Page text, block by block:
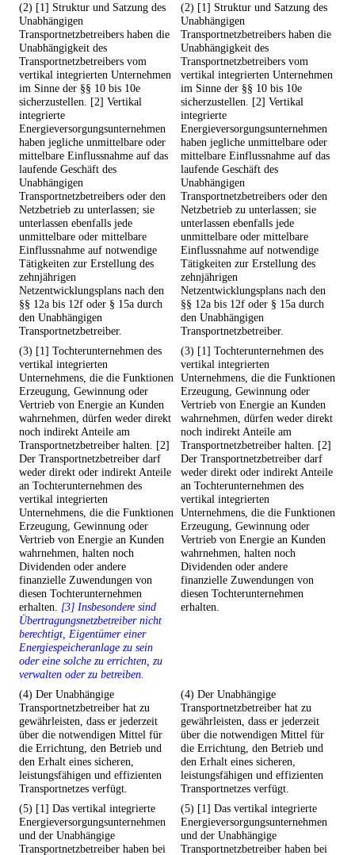
(2) [1] Struktur und Satzung des
Unabhängigen
Transportnetzbetreibers haben die
Unabhängigkeit des
Transportnetzbetreibers vom
vertikal integrierten Unternehmen
im Sinne der §§ 10 bis 10e
sicherzustellen. [2] Vertikal
integrierte
Energieversorgungsunternehmen
haben jegliche unmittelbare oder
mittelbare Einflussnahme auf das
laufende Geschäft des
Unabhängigen
Transportnetzbetreibers oder den
Netzbetrieb zu unterlassen; sie
unterlassen ebenfalls jede
unmittelbare oder mittelbare
Einflussnahme auf notwendige
Tätigkeiten zur Erstellung des
zehnjährigen
Netzentwicklungsplans nach den
§§ 12a bis 12f oder § 15a durch
den Unabhängigen
Transportnetzbetreiber.
(2) [1] Struktur und Satzung des
Unabhängigen
Transportnetzbetreibers haben die
Unabhängigkeit des
Transportnetzbetreibers vom
vertikal integrierten Unternehmen
im Sinne der §§ 10 bis 10e
sicherzustellen. [2] Vertikal
integrierte
Energieversorgungsunternehmen
haben jegliche unmittelbare oder
mittelbare Einflussnahme auf das
laufende Geschäft des
Unabhängigen
Transportnetzbetreibers oder den
Netzbetrieb zu unterlassen; sie
unterlassen ebenfalls jede
unmittelbare oder mittelbare
Einflussnahme auf notwendige
Tätigkeiten zur Erstellung des
zehnjährigen
Netzentwicklungsplans nach den
§§ 12a bis 12f oder § 15a durch
den Unabhängigen
Transportnetzbetreiber.
(3) [1] Tochterunternehmen des
vertikal integrierten
Unternehmens, die die Funktionen
Erzeugung, Gewinnung oder
Vertrieb von Energie an Kunden
wahrnehmen, dürfen weder direkt
noch indirekt Anteile am
Transportnetzbetreiber halten. [2]
Der Transportnetzbetreiber darf
weder direkt oder indirekt Anteile
an Tochterunternehmen des
vertikal integrierten
Unternehmens, die die Funktionen
Erzeugung, Gewinnung oder
Vertrieb von Energie an Kunden
wahrnehmen, halten noch
Dividenden oder andere
finanzielle Zuwendungen von
diesen Tochterunternehmen
erhalten. [3] Insbesondere sind
Übertragungsnetzbetreiber nicht
berechtigt, Eigentümer einer
Energiespeicheranlage zu sein
oder eine solche zu errichten, zu
verwalten oder zu betreiben.
(3) [1] Tochterunternehmen des
vertikal integrierten
Unternehmens, die die Funktionen
Erzeugung, Gewinnung oder
Vertrieb von Energie an Kunden
wahrnehmen, dürfen weder direkt
noch indirekt Anteile am
Transportnetzbetreiber halten. [2]
Der Transportnetzbetreiber darf
weder direkt oder indirekt Anteile
an Tochterunternehmen des
vertikal integrierten
Unternehmens, die die Funktionen
Erzeugung, Gewinnung oder
Vertrieb von Energie an Kunden
wahrnehmen, halten noch
Dividenden oder andere
finanzielle Zuwendungen von
diesen Tochterunternehmen
erhalten.
(4) Der Unabhängige
Transportnetzbetreiber hat zu
gewährleisten, dass er jederzeit
über die notwendigen Mittel für
die Errichtung, den Betrieb und
den Erhalt eines sicheren,
leistungsfähigen und effizienten
Transportnetzes verfügt.
(4) Der Unabhängige
Transportnetzbetreiber hat zu
gewährleisten, dass er jederzeit
über die notwendigen Mittel für
die Errichtung, den Betrieb und
den Erhalt eines sicheren,
leistungsfähigen und effizienten
Transportnetzes verfügt.
(5) [1] Das vertikal integrierte
Energieversorgungsunternehmen
und der Unabhängige
Transportnetzbetreiber haben bei
(5) [1] Das vertikal integrierte
Energieversorgungsunternehmen
und der Unabhängige
Transportnetzbetreiber haben bei